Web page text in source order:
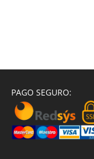
PAGO SEGURO: